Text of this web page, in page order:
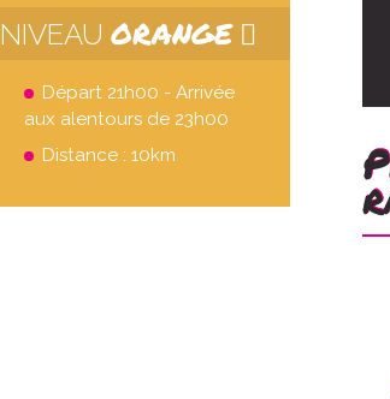
NIVEAU ORANGE
Départ 21h00 - Arrivée
aux alentours de 23h00
Distance : 10km